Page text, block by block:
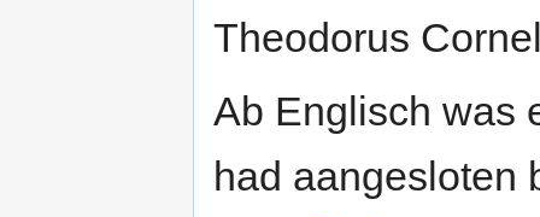
Theodorus
Ab Englisch was
had aangesloten